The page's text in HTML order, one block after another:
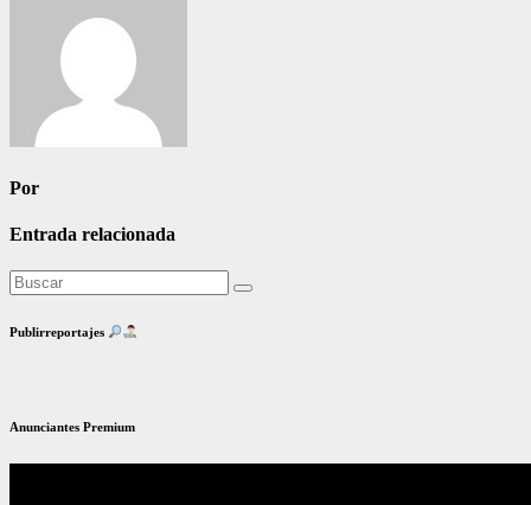
Por
Entrada relacionada
Publirreportajes
Anunciantes Premium